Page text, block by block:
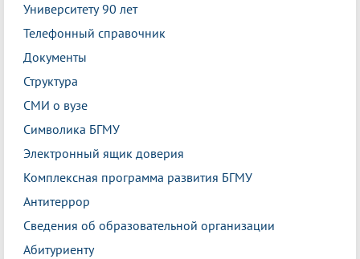
Университету 90 лет
Телефонный справочник
Документы
Структура
СМИ о вузе
Символика БГМУ
Электронный ящик доверия
Комплексная программа развития БГМУ
Антитеррор
Сведения об образовательной организации
Абитуриенту